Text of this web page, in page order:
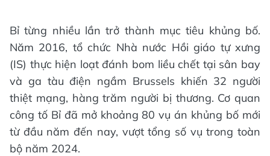
Bỉ từng nhiều lần trở thành mục tiêu khủng bố.
Năm 2016, tổ chức Nhà nước Hồi giáo tự xưng
(IS) thực hiện loạt đánh bom liều chết tại sân bay
và ga tàu điện ngầm Brussels khiến 32 người
thiệt mạng, hàng trăm người bị thương. Cơ quan
công tố Bỉ đã mở khoảng 80 vụ án khủng bố mới
từ đầu năm đến nay, vượt tổng số vụ trong toàn
bộ năm 2024.